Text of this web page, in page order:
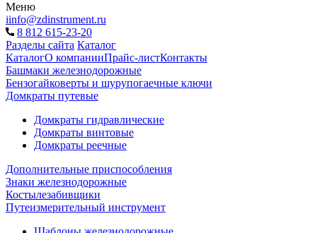
Меню
iinfo@zdinstrument.ru
8 812 615-23-20
Разделы сайта Каталог
КаталогО компанииПрайс-листКонтакты
Башмаки железнодорожные
Бензогайковерты и шурупогаечные ключи
Домкраты путевые
Домкраты гидравлические
Домкраты винтовые
Домкраты реечные
Дополнительные приспособления
Знаки железнодорожные
Костылезабивщики
Путеизмерительный инструмент